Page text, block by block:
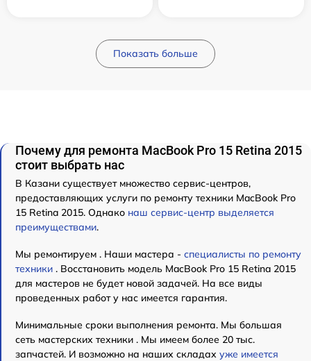
Показать больше
Почему для ремонта MacBook Pro 15 Retina 2015
стоит выбрать нас
В Казани существует множество сервис-центров,
предоставляющих услуги по ремонту техники MacBook Pro
15 Retina 2015. Однако наш сервис-центр выделяется
преимуществами.
Мы ремонтируем . Наши мастера - специалисты по ремонту
техники . Восстановить модель MacBook Pro 15 Retina 2015
для мастеров не будет новой задачей. На все виды
проведенных работ у нас имеется гарантия.
Минимальные сроки выполнения ремонта. Мы большая
сеть мастерских техники . Мы имеем более 20 тыс.
запчастей. И возможно на наших складах уже имеется